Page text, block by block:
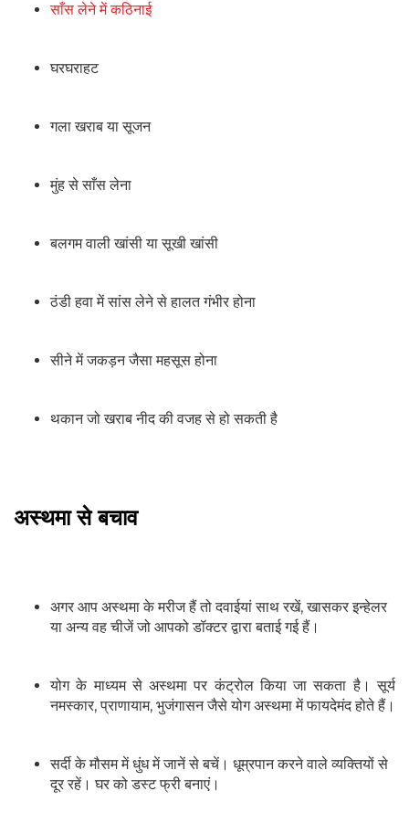
साँस लेने में कठिनाई
घरघराहट
गला खराब या सूजन
मुंह से साँस लेना
बलगम वाली खांसी या सूखी खांसी
ठंडी हवा में सांस लेने से हालत गंभीर होना
सीने में जकड़न जैसा महसूस होना
थकान जो खराब नीद की वजह से हो सकती है
अस्‍थमा से बचाव
अगर आप अस्‍थमा के मरीज हैं तो दवाईयां साथ रखें, खासकर इन्‍हेलर
या अन्‍य वह चीजें जो आपको डॉक्‍टर द्वारा बताई गई हैं।
योग के माध्‍यम से अस्‍थमा पर कंट्रोल किया जा सकता है। सूर्य
नमस्‍कार, प्राणायाम, भुजंगासन जैसे योग अस्‍थमा में फायदेमंद होते हैं।
सर्दी के मौसम में धुंध में जानें से बचें। धूम्रपान करने वाले व्‍यक्तियों से
दूर रहें। घर को डस्‍ट फ्री बनाएं।